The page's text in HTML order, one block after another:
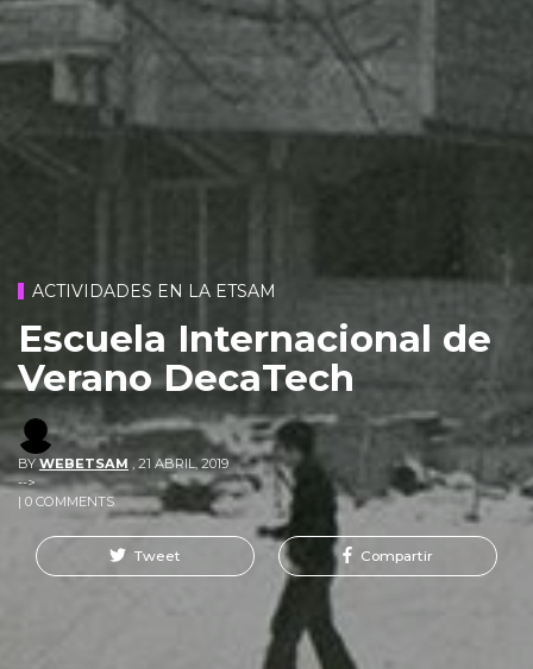
ACTIVIDADES EN LA ETSAM
Escuela Internacional de
Verano DecaTech
BY WEBETSAM , 21 ABRIL, 2019
-->
| 0 COMMENTS
Tweet Compartir